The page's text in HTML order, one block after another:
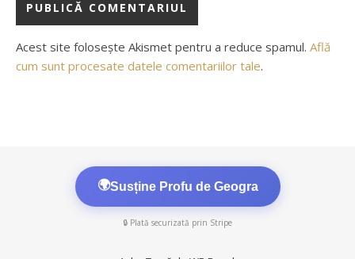
Acest site folosește Akismet pentru a reduce spamul. Află
cum sunt procesate datele comentariilor tale.
🌍Susține Profu de Geogra
🔒 Plată securizată prin Stripe